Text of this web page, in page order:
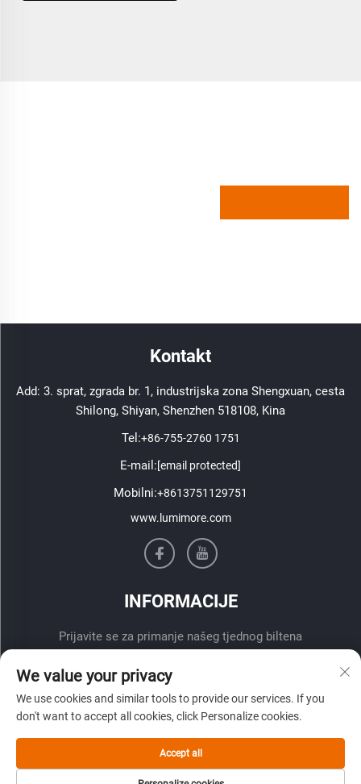
Kontakt
Add: 3. sprat, zgrada br. 1, industrijska zona Shengxuan, cesta
Shilong, Shiyan, Shenzhen 518108, Kina
Tel:+86-755-2760 1751
E-mail:[email protected]
Mobilni:+8613751129751
www.lumimore.com
INFORMACIJE
Prijavite se za primanje našeg tjednog biltena
Pošalji
We value your privacy
We use cookies and similar tools to provide our services. If you
don't want to accept all cookies, click Personalize cookies.
Accept all